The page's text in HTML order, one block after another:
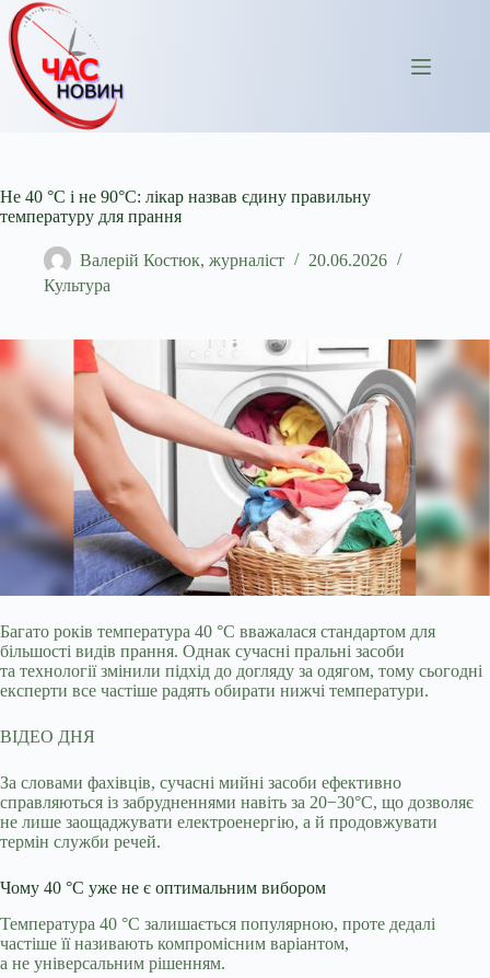
Перейти
до
вмісту
Не 40 °C і не 90°C: лікар назвав єдину правильну
температуру для прання
Валерій Костюк, журналіст
20.06.2026
Культура
Багато років температура 40 °C вважалася стандартом для
більшості видів прання. Однак сучасні пральні засоби
та технології змінили підхід до догляду за одягом, тому сьогодні
експерти все частіше радять обирати нижчі температури.
ВІДЕО ДНЯ
За словами фахівців, сучасні мийні засоби ефективно
справляються із забрудненнями навіть за 20−30°C, що дозволяє
не лише заощаджувати електроенергію, а й продовжувати
термін служби речей.
Чому 40 °C уже не є оптимальним вибором
Температура 40 °C залишається популярною, проте дедалі
частіше її називають компромісним варіантом,
а не універсальним рішенням.